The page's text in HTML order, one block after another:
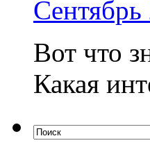
Вот что
Какая